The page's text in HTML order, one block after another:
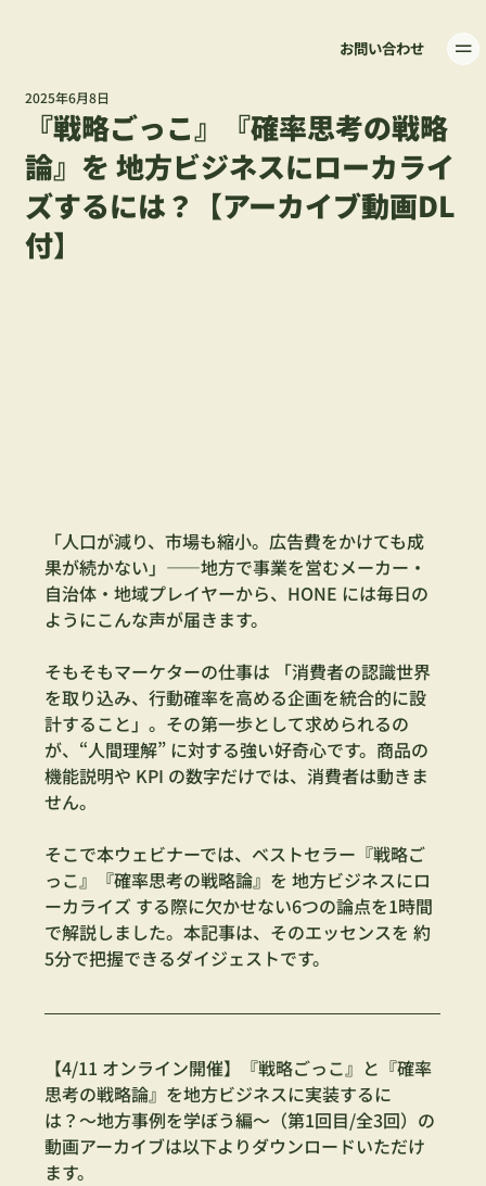
お問い合わせ
『戦略ごっこ』『確率思考の戦略
論』を 地方ビジネスにローカライ
ズするには？【アーカイブ動画DL
付】
2025年6月8日
「人口が減り、市場も縮小。広告費をかけても成
果が続かない」――地方で事業を営むメーカー・
自治体・地域プレイヤーから、HONE には毎日の
ようにこんな声が届きます。
そもそもマーケターの仕事は 「消費者の認識世界
を取り込み、行動確率を高める企画を統合的に設
計すること」。その第一歩として求められるの
が、“人間理解” に対する強い好奇心です。商品の
機能説明や KPI の数字だけでは、消費者は動きま
せん。
そこで本ウェビナーでは、ベストセラー『戦略ご
っこ』『確率思考の戦略論』を 地方ビジネスにロ
ーカライズ する際に欠かせない6つの論点を1時間
で解説しました。本記事は、そのエッセンスを 約
5分で把握できるダイジェストです。
【4/11 オンライン開催】『戦略ごっこ』と『確率
思考の戦略論』を地方ビジネスに実装するに
は？〜地方事例を学ぼう編〜（第1回目/全3回）の
動画アーカイブは以下よりダウンロードいただけ
ます。